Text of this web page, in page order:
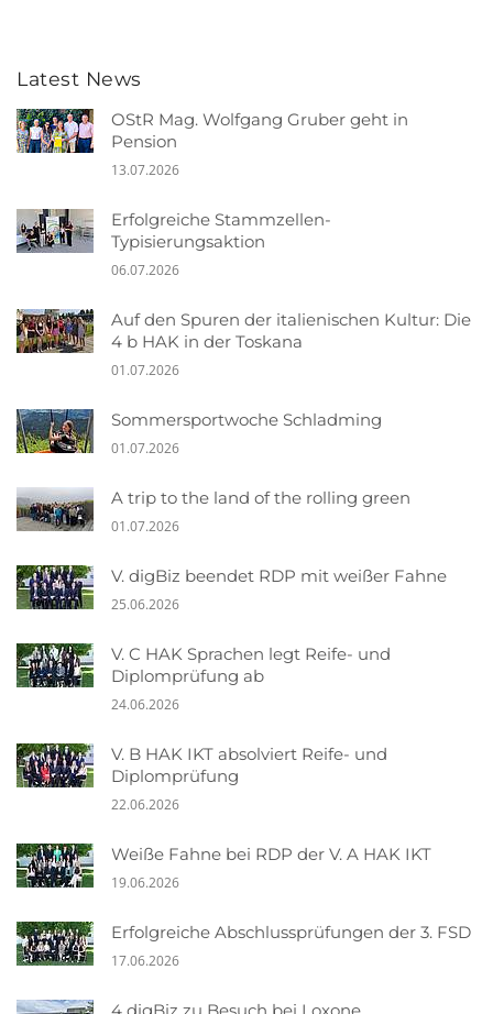
Latest News
OStR Mag. Wolfgang Gruber geht in
Pension
13.07.2026
Erfolgreiche Stammzellen-
Typisierungsaktion
06.07.2026
Auf den Spuren der italienischen Kultur: Die
4 b HAK in der Toskana
01.07.2026
Sommersportwoche Schladming
01.07.2026
A trip to the land of the rolling green
01.07.2026
V. digBiz beendet RDP mit weißer Fahne
25.06.2026
V. C HAK Sprachen legt Reife- und
Diplomprüfung ab
24.06.2026
V. B HAK IKT absolviert Reife- und
Diplomprüfung
22.06.2026
Weiße Fahne bei RDP der V. A HAK IKT
19.06.2026
Erfolgreiche Abschlussprüfungen der 3. FSD
17.06.2026